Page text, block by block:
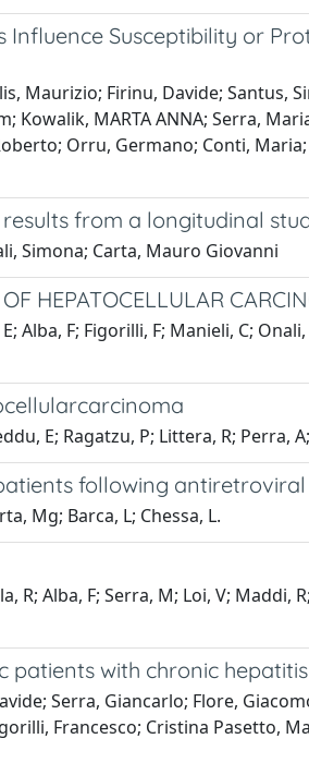
Susceptibility or
Maurizio; Firinu, Davide; Santus,
Kowalik, MARTA ANNA; Serra,
Orru, Germano; Conti,
from a longitudinal
Simona; Carta, Mauro Giovanni
HEPATOCELLULAR
Alba, F; Figorilli, F; Manieli, C;
E; Ragatzu, P; Littera, R; Perra,
following antiretroviral
Mg; Barca, L; Chessa, L.
R; Alba, F; Serra, M; Loi, V; Maddi,
with chronic
Serra, Giancarlo; Flore,
Francesco; Cristina Pasetto,